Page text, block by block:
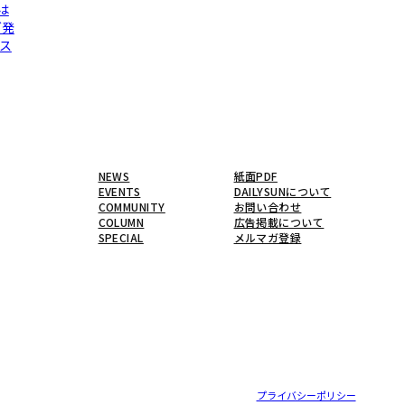
NEWS
EVENTS
COMMUNITY
COLUMN
SPECIAL
紙面PDF
DAILYSUNについて
お問い合わせ
広告掲載について
メルマガ登録
プライバシーポリシー